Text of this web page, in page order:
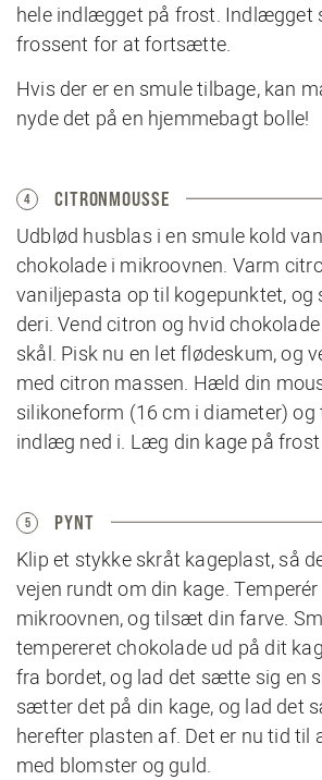
hele indlægget på frost. Indlægget
frossent for at fortsætte.
Hvis der er en smule tilbage, kan
nyde det på en hjemmebagt bolle!
4 CITRONMOUSSE
Udblød husblas i en smule kold
chokolade i mikroovnen. Varm
vaniljepasta op til kogepunktet, og
deri. Vend citron og hvid
skål. Pisk nu en let flødeskum, og
med citron massen. Hæld din
silikoneform (16 cm i diameter)
indlæg ned i. Læg din kage på
5 PYNT
Klip et stykke skråt kageplast, så
vejen rundt om din kage.
mikroovnen, og tilsæt din farve.
tempereret chokolade ud på dit
fra bordet, og lad det sætte sig en
sætter det på din kage, og lad det
herefter plasten af. Det er nu tid til
med blomster og guld.